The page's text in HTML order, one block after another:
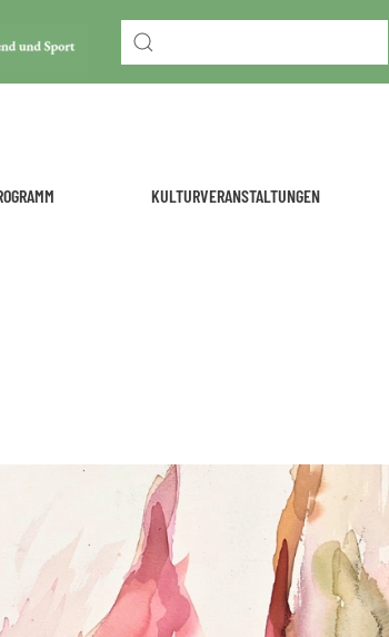
KULTURVERANSTALTUNGEN